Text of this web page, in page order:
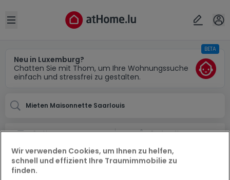
Open sidebar
Neu in Luxemburg?
Chatten Sie mit Thom, um Ihre Wohnungssuche
einfach und stressfrei zu gestalten.
BETA
Mieten Maisonnette Saarlouis
Suchauftrag
Maisonnette mieten in Saarlouis
0 Maisonnette zur Miete in Saarlouis
Ort
Abbrechen ok
Wir verwenden Cookies, um Ihnen zu helfen,
schnell und effizient Ihre Traumimmobilie zu
finden.